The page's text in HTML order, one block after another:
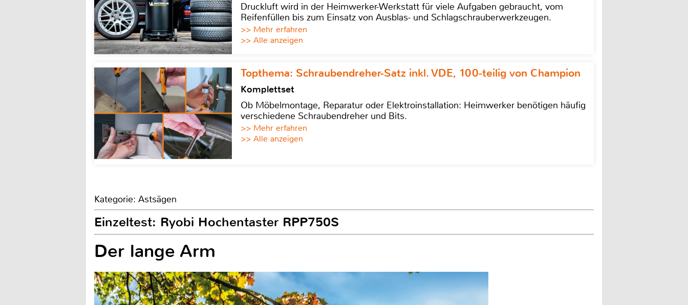
Druckluft wird in der Heimwerker-Werkstatt für viele Aufgaben gebraucht, vom
Reifenfüllen bis zum Einsatz von Ausblas- und Schlagschrauberwerkzeugen.
>> Mehr erfahren
>> Alle anzeigen
Topthema: Schraubendreher-Satz inkl. VDE, 100-teilig von Champion
Komplettset
Ob Möbelmontage, Reparatur oder Elektroinstallation: Heimwerker benötigen häufig
verschiedene Schraubendreher und Bits.
>> Mehr erfahren
>> Alle anzeigen
Kategorie: Astsägen
Einzeltest: Ryobi Hochentaster RPP750S
Der lange Arm